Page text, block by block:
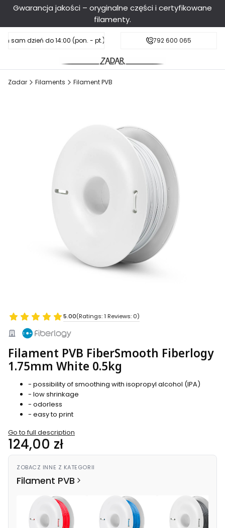
Gwarancja jakości – oryginalne części i certyfikowane
filamenty.
sam dzień do 14:00 (pon. - pt.), sobota do 11:00Darmowa dostawa od 199 zł
792 600 065
Zadar Filaments Filament PVB
5.00(Ratings: 1 Reviews: 0)
Filament PVB FiberSmooth Fiberlogy
1.75mm White 0.5kg
- possibility of smoothing with isopropyl alcohol (IPA)
- low shrinkage
- odorless
- easy to print
Go to full description
Price
124,00 zł
ZOBACZ INNE Z KATEGORII
Filament PVB